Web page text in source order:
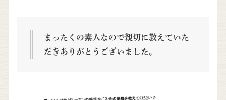
まったくの素人なので親切に教えていた
だきありがとうございました。